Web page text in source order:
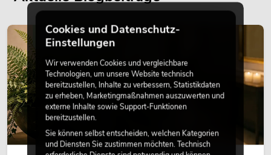
DEKORATION
Cookies und Datenschutz-
Einstellungen
Wir verwenden Cookies und vergleichbare
Technologien, um unsere Website technisch
bereitzustellen, Inhalte zu verbessern, Statistikdaten
zu erheben, Marketingmaßnahmen auszuwerten und
externe Inhalte sowie Support-Funktionen
bereitzustellen.
Sie können selbst entscheiden, welchen Kategorien
und Diensten Sie zustimmen möchten. Technisch